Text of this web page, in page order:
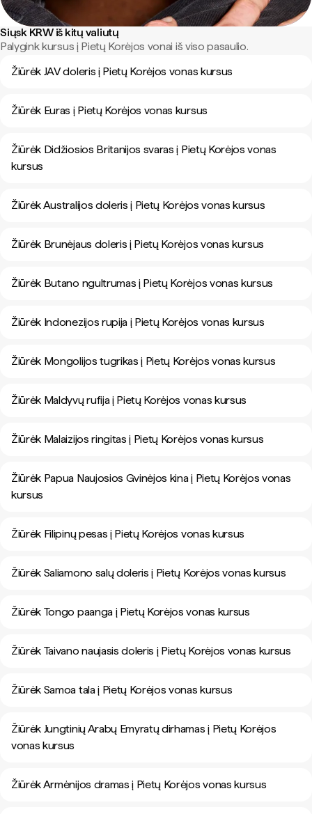
Siųsk KRW iš kitų valiutų
Palygink kursus į Pietų Korėjos vonai iš viso pasaulio.
Žiūrėk JAV doleris į Pietų Korėjos vonas kursus
Žiūrėk Euras į Pietų Korėjos vonas kursus
Žiūrėk Didžiosios Britanijos svaras į Pietų Korėjos vonas
kursus
Žiūrėk Australijos doleris į Pietų Korėjos vonas kursus
Žiūrėk Brunėjaus doleris į Pietų Korėjos vonas kursus
Žiūrėk Butano ngultrumas į Pietų Korėjos vonas kursus
Žiūrėk Indonezijos rupija į Pietų Korėjos vonas kursus
Žiūrėk Mongolijos tugrikas į Pietų Korėjos vonas kursus
Žiūrėk Maldyvų rufija į Pietų Korėjos vonas kursus
Žiūrėk Malaizijos ringitas į Pietų Korėjos vonas kursus
Žiūrėk Papua Naujosios Gvinėjos kina į Pietų Korėjos vonas
kursus
Žiūrėk Filipinų pesas į Pietų Korėjos vonas kursus
Žiūrėk Saliamono salų doleris į Pietų Korėjos vonas kursus
Žiūrėk Tongo paanga į Pietų Korėjos vonas kursus
Žiūrėk Taivano naujasis doleris į Pietų Korėjos vonas kursus
Žiūrėk Samoa tala į Pietų Korėjos vonas kursus
Žiūrėk Jungtinių Arabų Emyratų dirhamas į Pietų Korėjos
vonas kursus
Žiūrėk Armėnijos dramas į Pietų Korėjos vonas kursus